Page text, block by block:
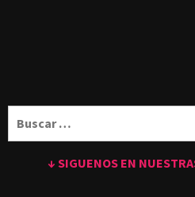
↓ SIGUENOS EN